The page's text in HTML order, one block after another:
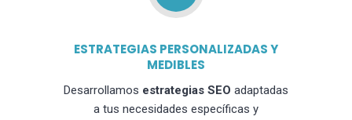
ESTRATEGIAS PERSONALIZADAS Y
MEDIBLES
Desarrollamos estrategias SEO adaptadas
a tus necesidades específicas y